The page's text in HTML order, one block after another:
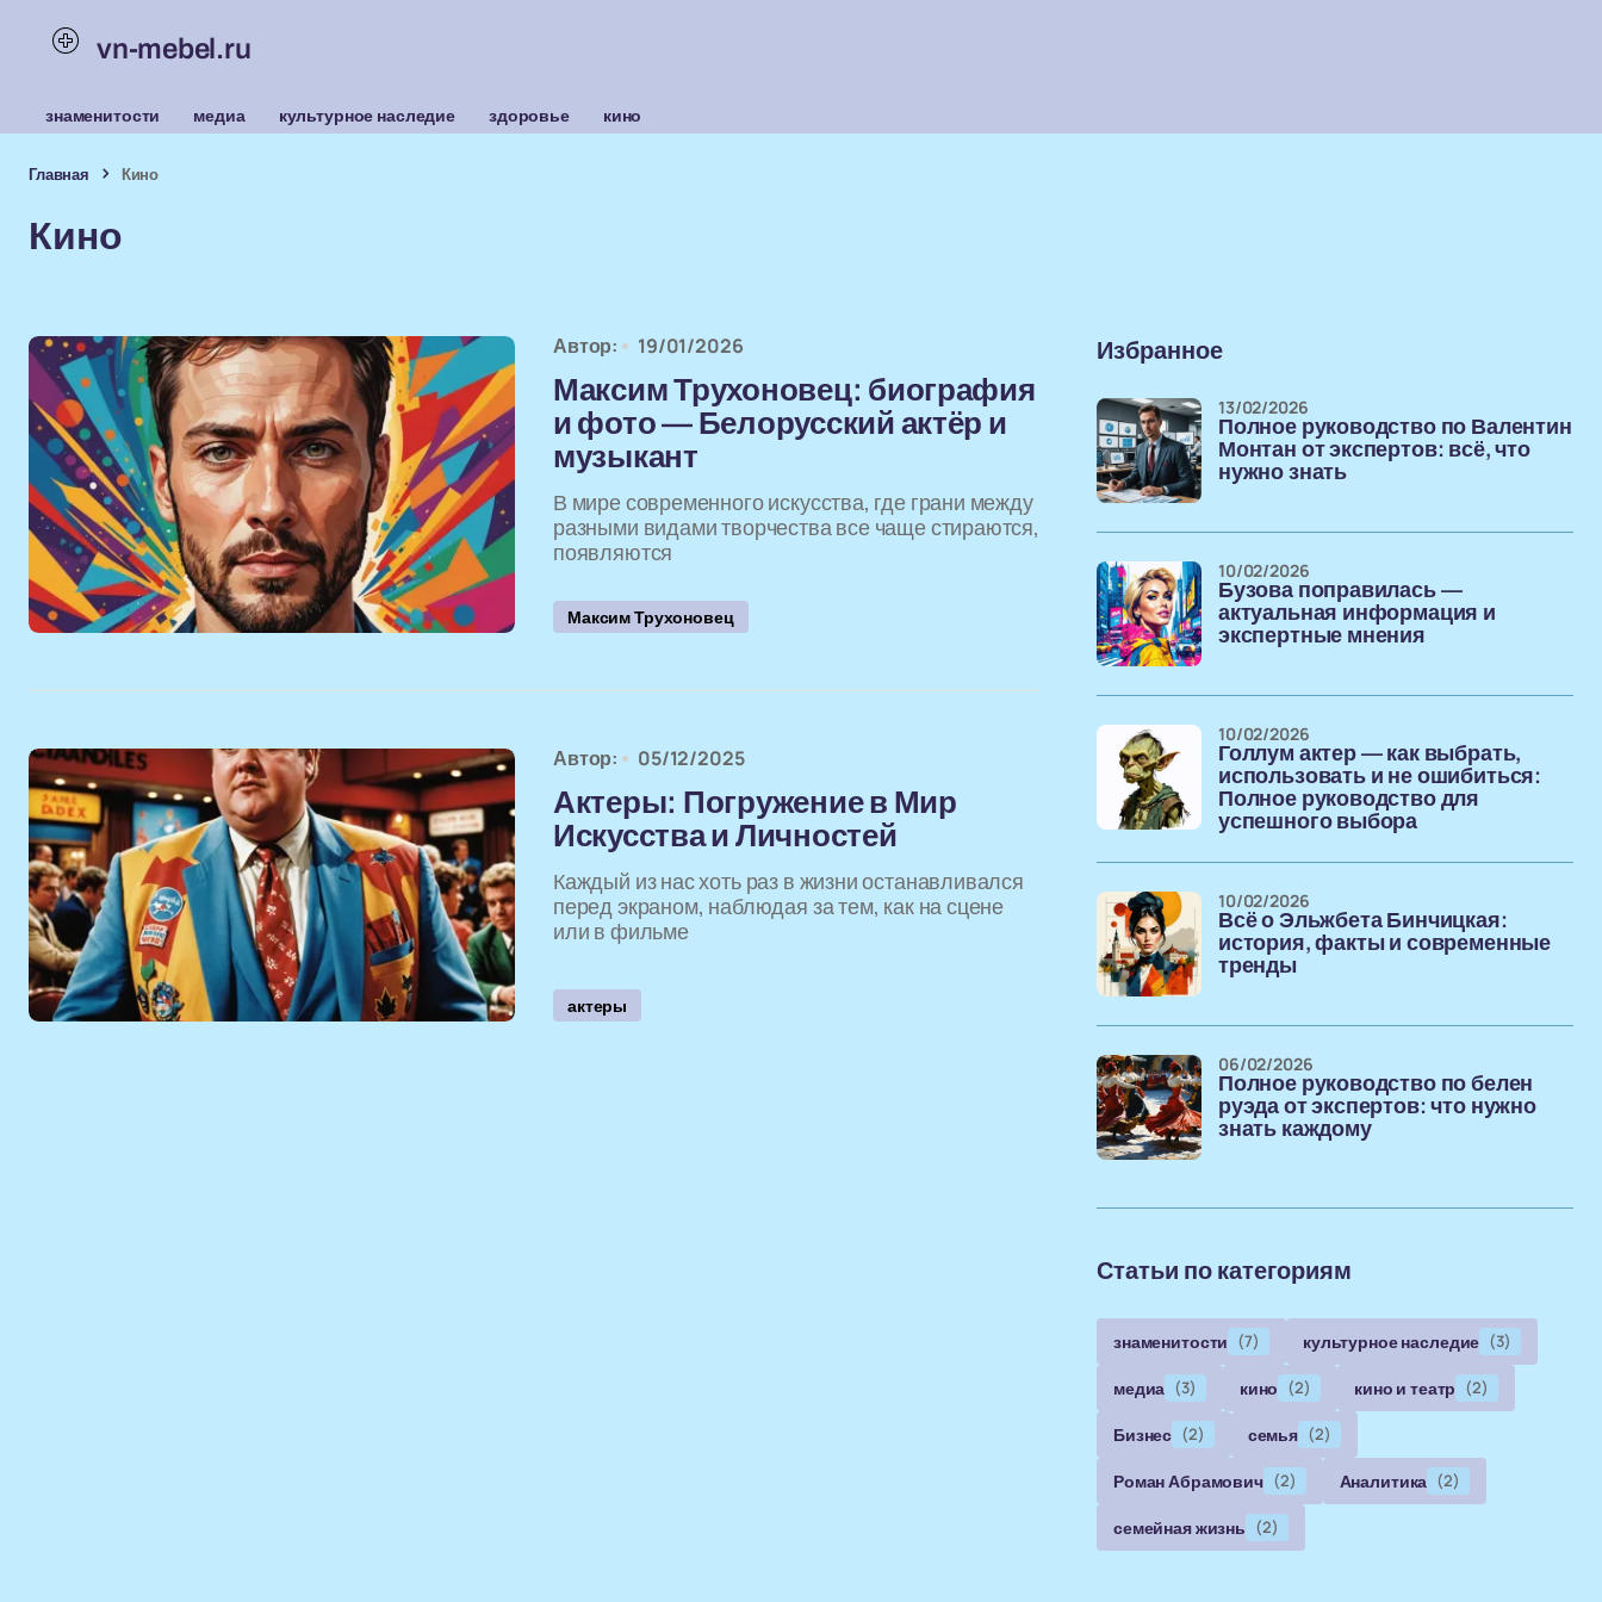
vn-mebel.ru
знаменитости медиа культурное наследие здоровье кино
Главная Кино
Кино
Автор: 19/01/2026
Максим Трухоновец: биография
и фото — Белорусский актёр и
музыкант
В мире современного искусства, где грани между
разными видами творчества все чаще стираются,
появляются
Максим Трухоновец
Автор: 05/12/2025
Актеры: Погружение в Мир
Искусства и Личностей
Каждый из нас хоть раз в жизни останавливался
перед экраном, наблюдая за тем, как на сцене
или в фильме
актеры
Избранное
Полное руководство по Валентин
Монтан от экспертов: всё, что
нужно знать
13/02/2026
Бузова поправилась —
актуальная информация и
экспертные мнения
10/02/2026
Голлум актер — как выбрать,
использовать и не ошибиться:
Полное руководство для
успешного выбора
10/02/2026
Всё о Эльжбета Бинчицкая:
история, факты и современные
тренды
10/02/2026
Полное руководство по белен
руэда от экспертов: что нужно
знать каждому
06/02/2026
Статьи по категориям
знаменитости (7) культурное наследие (3)
медиа (3) кино (2) кино и театр (2)
Бизнес (2) семья (2)
Роман Абрамович (2) Аналитика (2)
семейная жизнь (2)